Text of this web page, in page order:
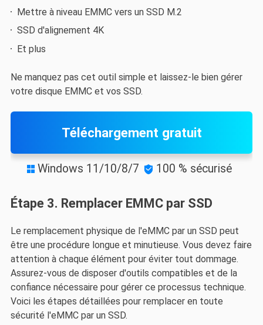
Mettre à niveau EMMC vers un SSD M.2
SSD d'alignement 4K
Et plus
Ne manquez pas cet outil simple et laissez-le bien gérer
votre disque EMMC et vos SSD.
Téléchargement gratuit
 Windows 11/10/8/7  100 % sécurisé
Étape 3. Remplacer EMMC par SSD
Le remplacement physique de l'eMMC par un SSD peut
être une procédure longue et minutieuse. Vous devez faire
attention à chaque élément pour éviter tout dommage.
Assurez-vous de disposer d'outils compatibles et de la
confiance nécessaire pour gérer ce processus technique.
Voici les étapes détaillées pour remplacer en toute
sécurité l'eMMC par un SSD.